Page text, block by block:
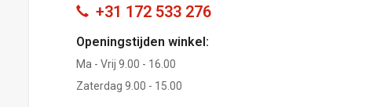
+31 172 533 276
Openingstijden winkel:
Ma - Vrij 9.00 - 16.00
Zaterdag 9.00 - 15.00